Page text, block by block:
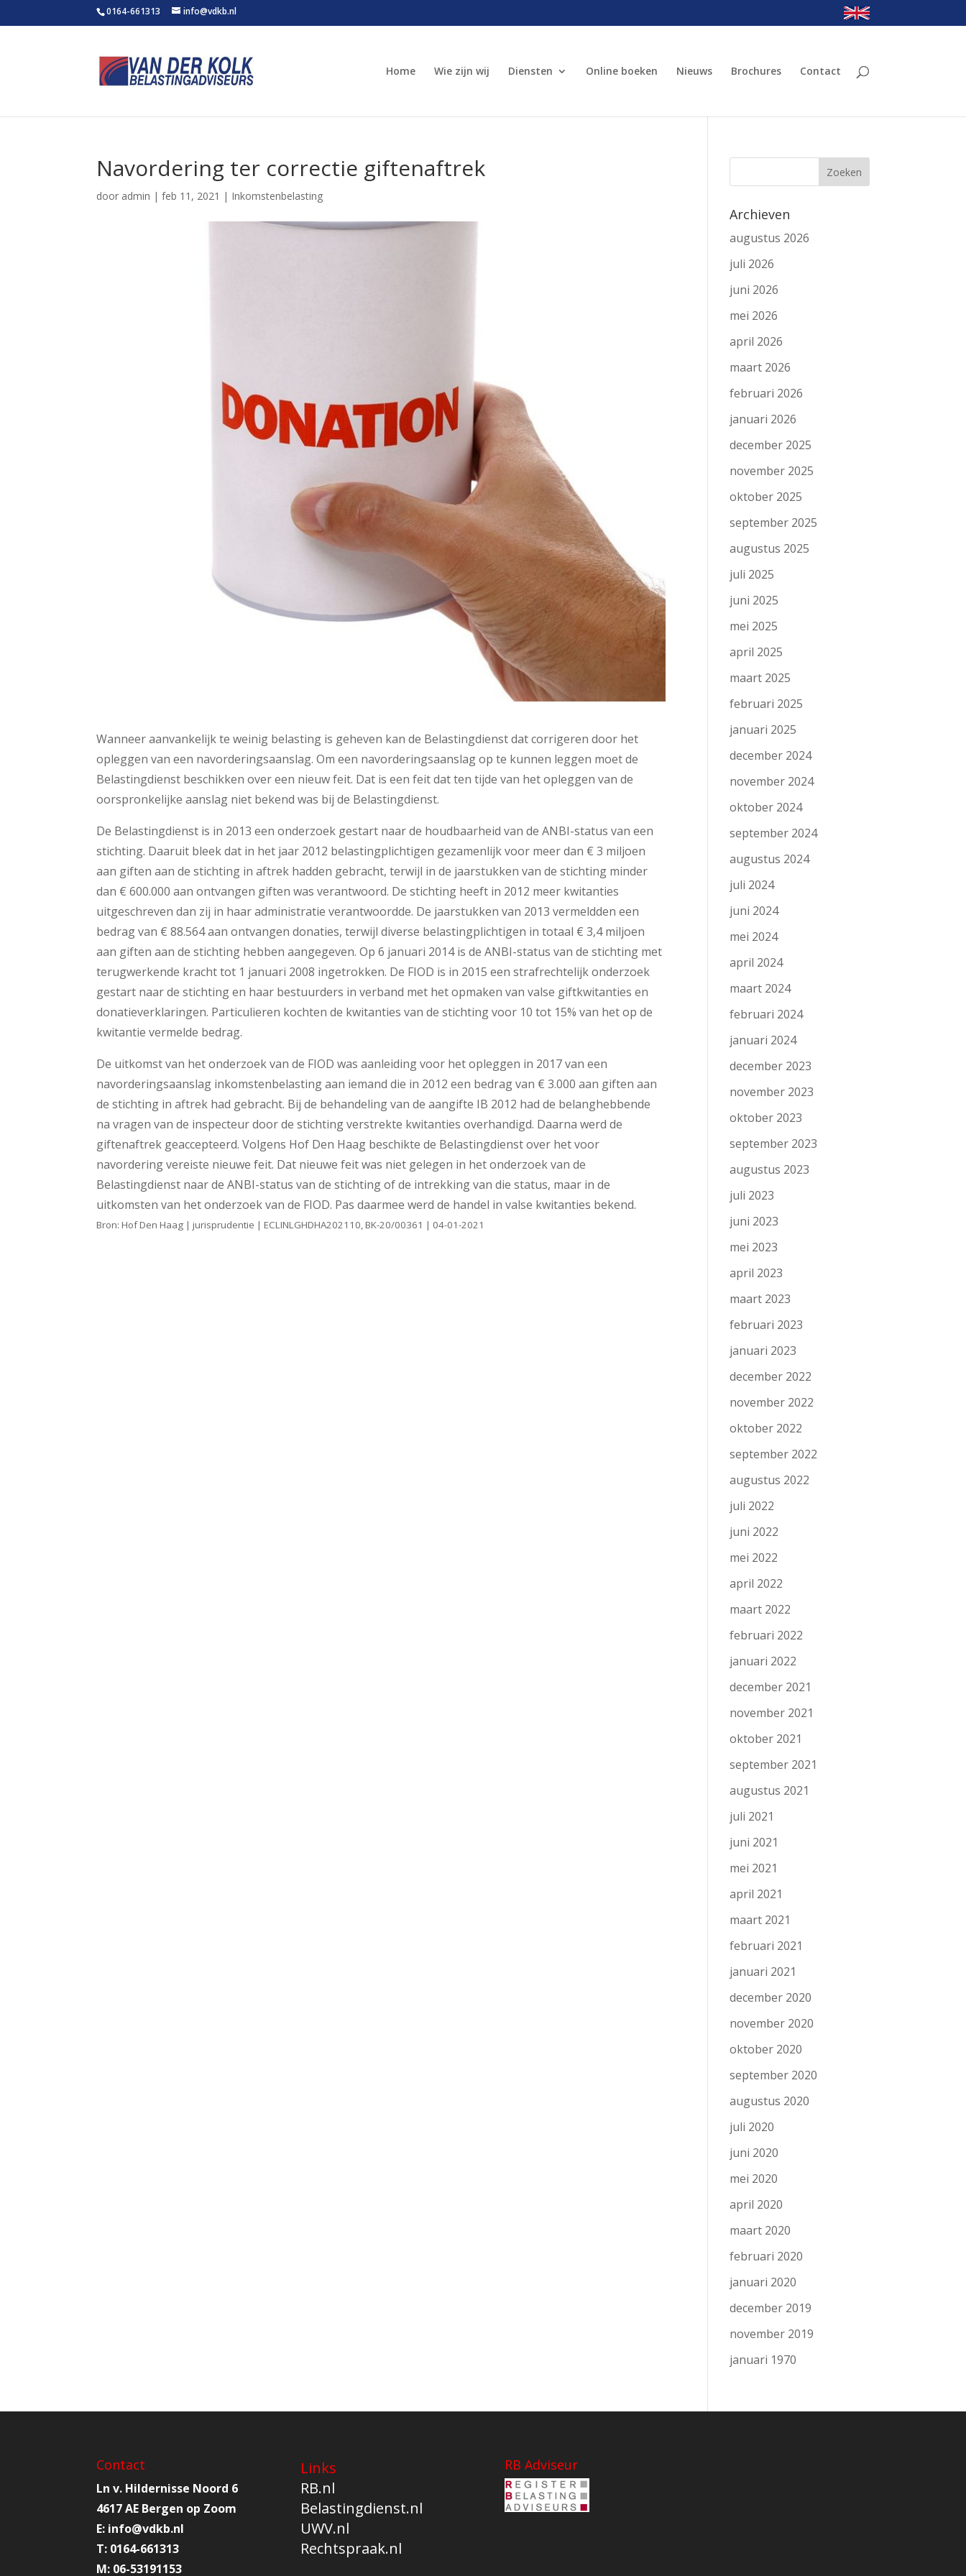
0164-661313 info@vdkb.nl
Home Wie zijn wij Diensten Online boeken Nieuws Brochures Contact
Navordering ter correctie giftenaftrek
door admin |feb 11, 2021 | Inkomstenbelasting
Wanneer aanvankelijk te weinig belasting is geheven kan de Belastingdienst dat corrigeren door het
opleggen van een navorderingsaanslag. Om een navorderingsaanslag op te kunnen leggen moet de
Belastingdienst beschikken over een nieuw feit. Dat is een feit dat ten tijde van het opleggen van de
oorspronkelijke aanslag niet bekend was bij de Belastingdienst.
De Belastingdienst is in 2013 een onderzoek gestart naar de houdbaarheid van de ANBI-status van een
stichting. Daaruit bleek dat in het jaar 2012 belastingplichtigen gezamenlijk voor meer dan € 3 miljoen
aan giften aan de stichting in aftrek hadden gebracht, terwijl in de jaarstukken van de stichting minder
dan € 600.000 aan ontvangen giften was verantwoord. De stichting heeft in 2012 meer kwitanties
uitgeschreven dan zij in haar administratie verantwoordde. De jaarstukken van 2013 vermeldden een
bedrag van € 88.564 aan ontvangen donaties, terwijl diverse belastingplichtigen in totaal € 3,4 miljoen
aan giften aan de stichting hebben aangegeven. Op 6 januari 2014 is de ANBI-status van de stichting met
terugwerkende kracht tot 1 januari 2008 ingetrokken. De FIOD is in 2015 een strafrechtelijk onderzoek
gestart naar de stichting en haar bestuurders in verband met het opmaken van valse giftkwitanties en
donatieverklaringen. Particulieren kochten de kwitanties van de stichting voor 10 tot 15% van het op de
kwitantie vermelde bedrag.
De uitkomst van het onderzoek van de FIOD was aanleiding voor het opleggen in 2017 van een
navorderingsaanslag inkomstenbelasting aan iemand die in 2012 een bedrag van € 3.000 aan giften aan
de stichting in aftrek had gebracht. Bij de behandeling van de aangifte IB 2012 had de belanghebbende
na vragen van de inspecteur door de stichting verstrekte kwitanties overhandigd. Daarna werd de
giftenaftrek geaccepteerd. Volgens Hof Den Haag beschikte de Belastingdienst over het voor
navordering vereiste nieuwe feit. Dat nieuwe feit was niet gelegen in het onderzoek van de
Belastingdienst naar de ANBI-status van de stichting of de intrekking van die status, maar in de
uitkomsten van het onderzoek van de FIOD. Pas daarmee werd de handel in valse kwitanties bekend.
Bron: Hof Den Haag | jurisprudentie | ECLINLGHDHA202110, BK-20/00361 | 04-01-2021
Archieven
augustus 2026
juli 2026
juni 2026
mei 2026
april 2026
maart 2026
februari 2026
januari 2026
december 2025
november 2025
oktober 2025
september 2025
augustus 2025
juli 2025
juni 2025
mei 2025
april 2025
maart 2025
februari 2025
januari 2025
december 2024
november 2024
oktober 2024
september 2024
augustus 2024
juli 2024
juni 2024
mei 2024
april 2024
maart 2024
februari 2024
januari 2024
december 2023
november 2023
oktober 2023
september 2023
augustus 2023
juli 2023
juni 2023
mei 2023
april 2023
maart 2023
februari 2023
januari 2023
december 2022
november 2022
oktober 2022
september 2022
augustus 2022
juli 2022
juni 2022
mei 2022
april 2022
maart 2022
februari 2022
januari 2022
december 2021
november 2021
oktober 2021
september 2021
augustus 2021
juli 2021
juni 2021
mei 2021
april 2021
maart 2021
februari 2021
januari 2021
december 2020
november 2020
oktober 2020
september 2020
augustus 2020
juli 2020
juni 2020
mei 2020
april 2020
maart 2020
februari 2020
januari 2020
december 2019
november 2019
januari 1970
Contact
Ln v. Hildernisse Noord 6
4617 AE Bergen op Zoom
E: info@vdkb.nl
T: 0164-661313
M: 06-53191153
Links
RB.nl
Belastingdienst.nl
UWV.nl
Rechtspraak.nl
RB Adviseur